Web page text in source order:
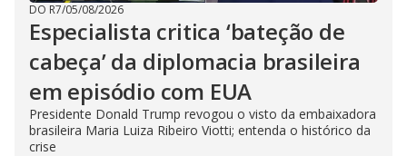
DO R7/05/08/2026
Especialista critica ‘bateção de
cabeça’ da diplomacia brasileira
em episódio com EUA
Presidente Donald Trump revogou o visto da embaixadora
brasileira Maria Luiza Ribeiro Viotti; entenda o histórico da
crise